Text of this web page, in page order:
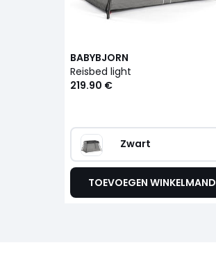
BABYBJORN
Reisbed light
219.90 €
Zwart
TOEVOEGEN WINKELMAND